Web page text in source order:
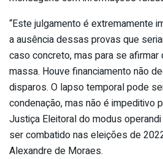
“Este julgamento é extremamente
a ausência dessas provas que
caso concreto, mas para se
massa. Houve financiamento não
disparos. O lapso temporal pode
condenação, mas não é impeditivo
Justiça Eleitoral do modus
ser combatido nas eleições de
Alexandre de Moraes.